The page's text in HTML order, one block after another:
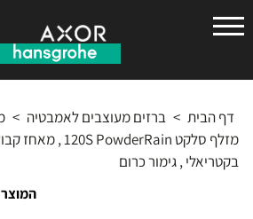
גרואה
דף הבית > ברזים מעוצבים לאמבטיה >
בקטריאלי , גימור כרום